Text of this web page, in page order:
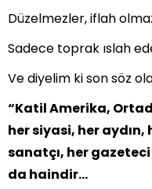
Düzelmezler, iflah
Sadece toprak ıslah
Ve diyelim ki son söz
“Katil Amerika,
her siyasi, her
sanatçı, her
da haindir…